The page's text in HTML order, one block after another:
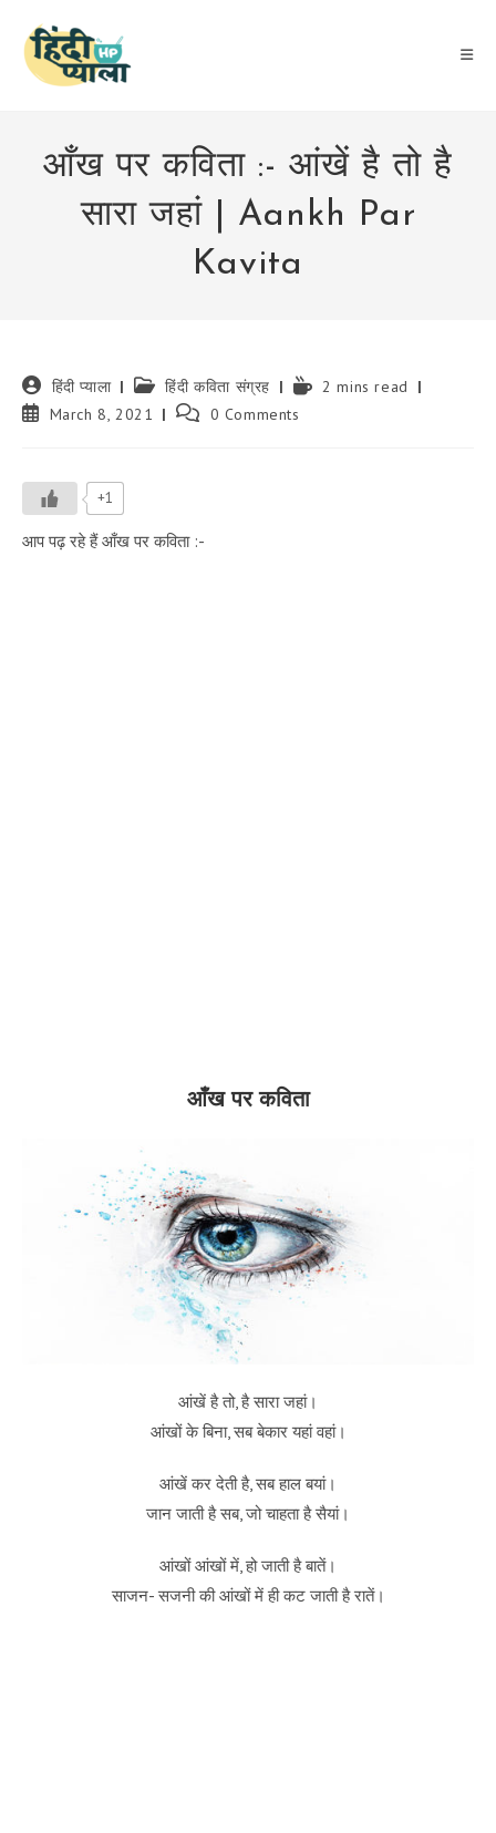
content
आँख पर कविता :- आंखें है तो है
सारा जहां | Aankh Par
Kavita
Post
author:
हिंदी प्याला
Post
category:
हिंदी कविता संग्रह
Reading2 mins read
PostMarch 8, 2021
Post 0 Comments
+1
आप पढ़ रहे हैं आँख पर कविता :-
आँख पर कविता
आंखें है तो, है सारा जहां।
आंखों के बिना, सब बेकार यहां वहां।
आंखें कर देती है, सब हाल बयां।
जान जाती है सब, जो चाहता है सैयां।
आंखों आंखों में, हो जाती है बातें।
साजन- सजनी की आंखों में ही कट जाती है रातें।